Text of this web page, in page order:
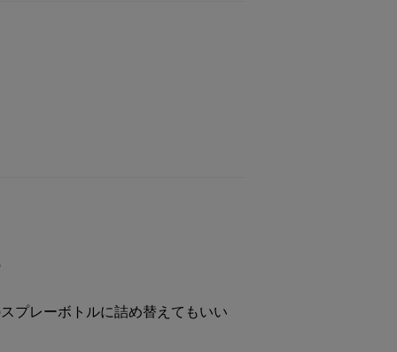
プレーボトルに詰め替えてもいい